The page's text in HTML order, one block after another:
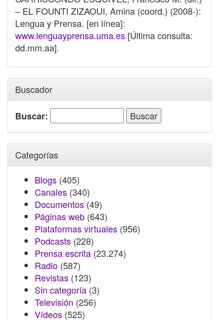
– EL FOUNTI ZIZAOUI, Amina (coord.) (2008-):
Lengua y Prensa. [en línea]:
www.lenguayprensa.uma.es [Última consulta:
dd.mm.aa].
Buscador
Buscar:
Categorías
Blogs (405)
Canales (340)
Documentos (49)
Páginas web (643)
Plataformas virtuales (956)
Podcasts (228)
Prensa escrita (23.274)
Radio (587)
Revistas (123)
Sin categoría (3)
Televisión (256)
Vídeos (525)